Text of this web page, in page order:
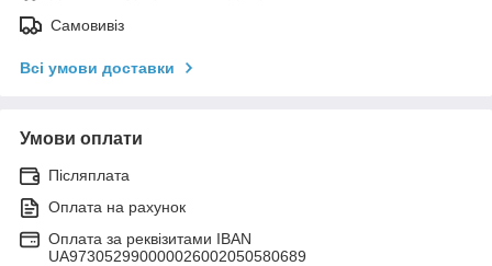
Самовивіз
Всі умови доставки
Умови оплати
Післяплата
Оплата на рахунок
Оплата за реквізитами IBAN
UA973052990000026002050580689